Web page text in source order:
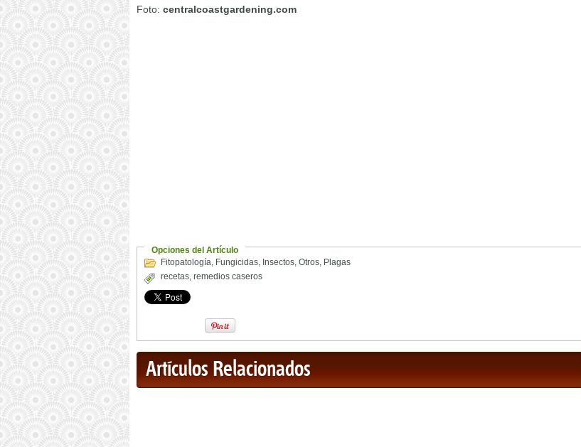
Foto: centralcoastgardening.com
Opciones del Artículo
Fitopatología, Fungicidas, Insectos, Otros, Plagas
recetas, remedios caseros
Artículos Relacionados